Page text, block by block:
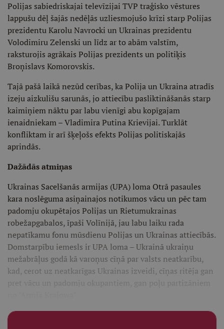
Polijas sabiedriskajai televīzijai TVP traģisko vēstures
lappušu dēļ šajās nedēļās uzliesmojušo krīzi starp Polijas
prezidentu Karolu Navrocki un Ukrainas prezidentu
Volodimiru Zelenski un līdz ar to abām valstīm,
raksturojis agrākais Polijas prezidents un politiķis
Broņislavs Komorovskis.
Tajā pašā laikā nezūd cerības, ka Polija un Ukraina atradīs
izeju aizkulišu sarunās, jo attiecību pasliktināšanās starp
kaimiņiem nāktu par labu vienīgi abu kopīgajam
ienaidniekam – Vladimira Putina Krievijai. Turklāt
konfliktam ir arī šķeļošs efekts Polijas politiskajās
aprindās.
Dažādās atmiņas
Ukrainas Sacelšanās armijas (UPA) loma Otrā pasaules
kara noslēguma asiņainajos notikumos vācu un pēc tam
padomju okupētajos Polijas un Rietumukrainas
robežapgabalos, īpaši Volīnijā, jau labu laiku rada
nepatīkamu fonu mūsdienu Polijas un Ukrainas attiecībās.
Domstarpību iemesls ir UPA loma – Ukrainā ukraiņu
mežabrāļus godā kā varoņus cīņā par valsts neatkarību,
kad, cerot uz neatkarīgas Ukrainas izveidi, cīņas ritēja gan
pret vācu un padomju okupantiem, gan poļu partizāniem